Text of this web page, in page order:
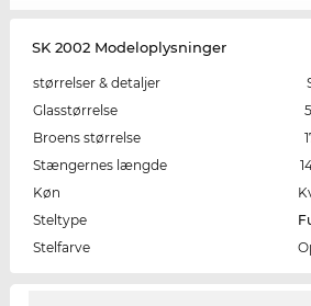
SK 2002 Modeloplysninger
størrelser & detaljer
Glasstørrelse
Broens størrelse
Stængernes længde
Køn
Steltype
Stelfarve